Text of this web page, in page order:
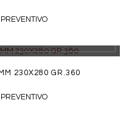
230X280 GR.360